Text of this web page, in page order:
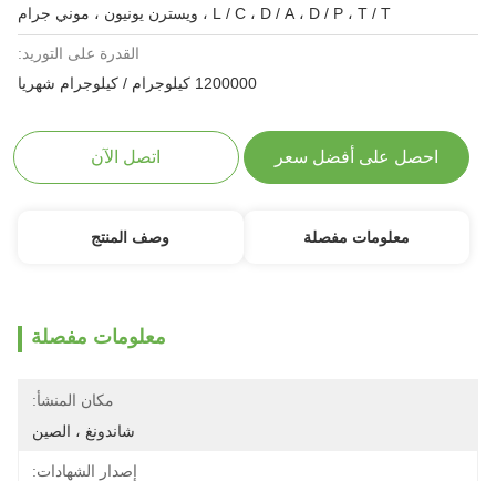
L / C ، D / A ، D / P ، T / T ، ويسترن يونيون ، موني جرام
القدرة على التوريد:
1200000 كيلوجرام / كيلوجرام شهريا
احصل على أفضل سعر اتصل الآن
معلومات مفصلة وصف المنتج
معلومات مفصلة
مكان المنشأ:
شاندونغ ، الصين
إصدار الشهادات: